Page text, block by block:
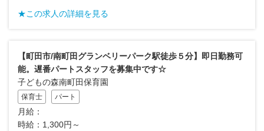
★この求人の詳細を見る
【町田市/南町田グランベリーパーク駅徒歩５分】即日勤務可
能。遅番パートスタッフを募集中です☆
子どもの森南町田保育園
保育士 パート
月給：
時給：1,300円～